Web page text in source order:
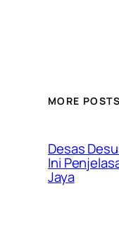
MORE POSTS
Desas
Ini
Jaya